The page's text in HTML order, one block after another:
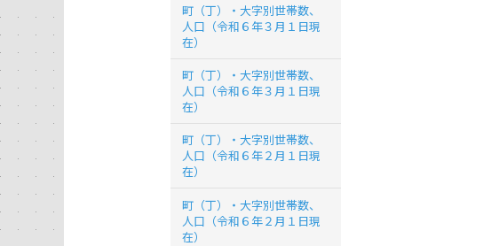
町（丁）・大字別世帯数、
人口（令和６年３月１日現
在）
町（丁）・大字別世帯数、
人口（令和６年３月１日現
在）
町（丁）・大字別世帯数、
人口（令和６年２月１日現
在）
町（丁）・大字別世帯数、
人口（令和６年２月１日現
在）